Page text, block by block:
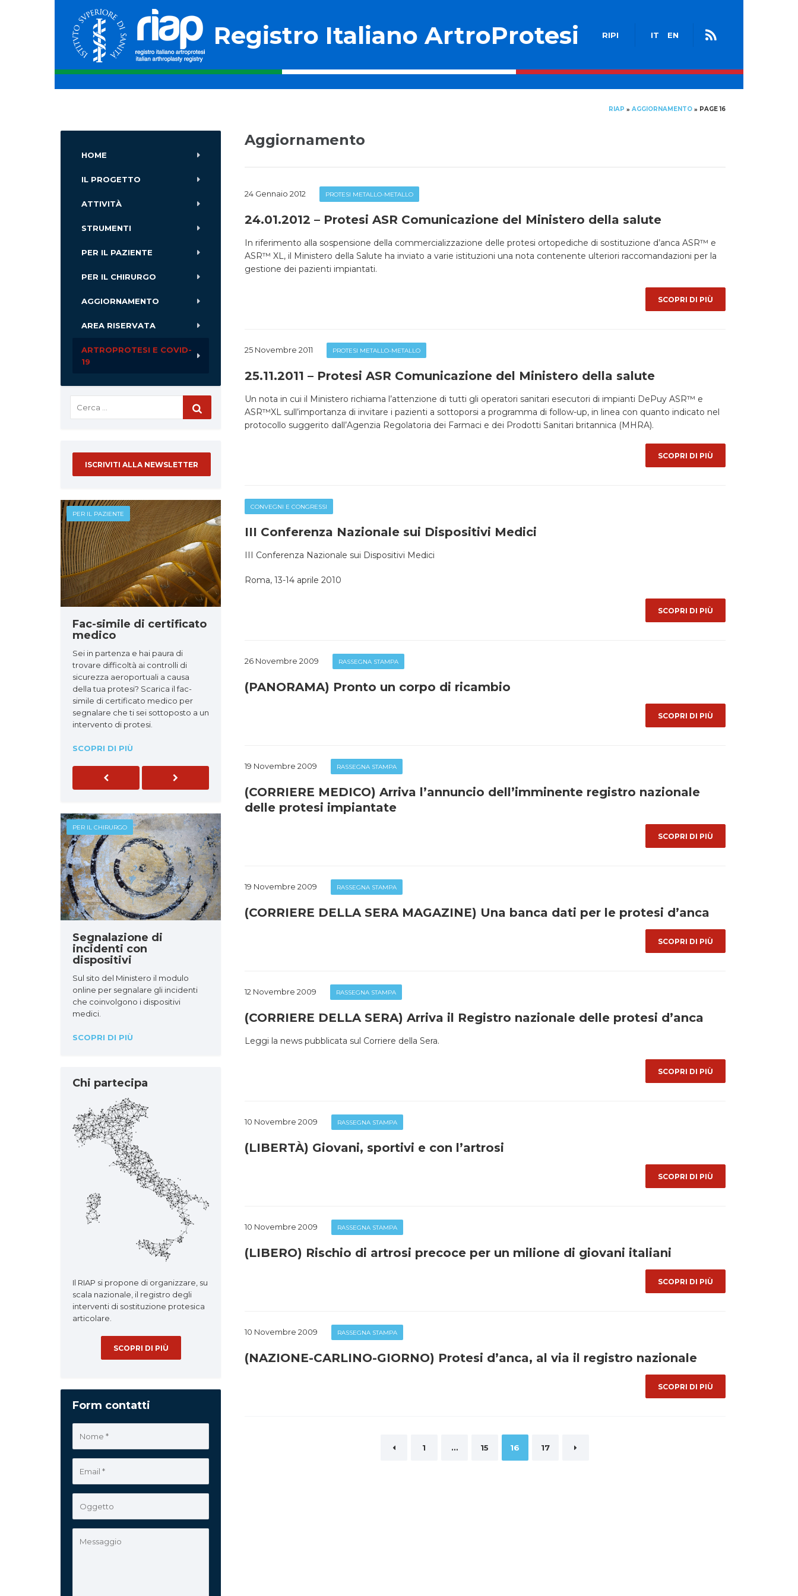
Registro Italiano ArtroProtesi RIPI IT EN
RIAP » AGGIORNAMENTO » PAGE 16
Aggiornamento
24 Gennaio 2012 PROTESI METALLO-METALLO
24.01.2012 – Protesi ASR Comunicazione del Ministero della salute
In riferimento alla sospensione della commercializzazione delle protesi ortopediche di sostituzione d’anca ASR™ e
ASR™ XL, il Ministero della Salute ha inviato a varie istituzioni una nota contenente ulteriori raccomandazioni per la
gestione dei pazienti impiantati.
SCOPRI DI PIÙ
25 Novembre 2011 PROTESI METALLO-METALLO
25.11.2011 – Protesi ASR Comunicazione del Ministero della salute
Un nota in cui il Ministero richiama l’attenzione di tutti gli operatori sanitari esecutori di impianti DePuy ASR™ e
ASR™XL sull’importanza di invitare i pazienti a sottoporsi a programma di follow-up, in linea con quanto indicato nel
protocollo suggerito dall’Agenzia Regolatoria dei Farmaci e dei Prodotti Sanitari britannica (MHRA).
SCOPRI DI PIÙ
CONVEGNI E CONGRESSI
III Conferenza Nazionale sui Dispositivi Medici
III Conferenza Nazionale sui Dispositivi Medici
Roma, 13-14 aprile 2010
SCOPRI DI PIÙ
26 Novembre 2009 RASSEGNA STAMPA
(PANORAMA) Pronto un corpo di ricambio
SCOPRI DI PIÙ
19 Novembre 2009 RASSEGNA STAMPA
(CORRIERE MEDICO) Arriva l’annuncio dell’imminente registro nazionale
delle protesi impiantate
SCOPRI DI PIÙ
19 Novembre 2009 RASSEGNA STAMPA
(CORRIERE DELLA SERA MAGAZINE) Una banca dati per le protesi d’anca
SCOPRI DI PIÙ
12 Novembre 2009 RASSEGNA STAMPA
(CORRIERE DELLA SERA) Arriva il Registro nazionale delle protesi d’anca
Leggi la news pubblicata sul Corriere della Sera.
SCOPRI DI PIÙ
10 Novembre 2009 RASSEGNA STAMPA
(LIBERTÀ) Giovani, sportivi e con l’artrosi
SCOPRI DI PIÙ
10 Novembre 2009 RASSEGNA STAMPA
(LIBERO) Rischio di artrosi precoce per un milione di giovani italiani
SCOPRI DI PIÙ
10 Novembre 2009 RASSEGNA STAMPA
(NAZIONE-CARLINO-GIORNO) Protesi d’anca, al via il registro nazionale
SCOPRI DI PIÙ
1 … 15 16 17
HOME
IL PROGETTO
ATTIVITÀ
STRUMENTI
PER IL PAZIENTE
PER IL CHIRURGO
AGGIORNAMENTO
AREA RISERVATA
ARTROPROTESI E COVID-
19
ISCRIVITI ALLA NEWSLETTER
PER IL PAZIENTE
Fac-simile di certificato
medico
Sei in partenza e hai paura di
trovare difficoltà ai controlli di
sicurezza aeroportuali a causa
della tua protesi? Scarica il fac-
simile di certificato medico per
segnalare che ti sei sottoposto a un
intervento di protesi.
SCOPRI DI PIÙ
Previous Next
PER IL CHIRURGO
Segnalazione di
incidenti con
dispositivi
Sul sito del Ministero il modulo
online per segnalare gli incidenti
che coinvolgono i dispositivi
medici.
SCOPRI DI PIÙ
Chi partecipa
Il RIAP si propone di organizzare, su
scala nazionale, il registro degli
interventi di sostituzione protesica
articolare.
SCOPRI DI PIÙ
Form contatti